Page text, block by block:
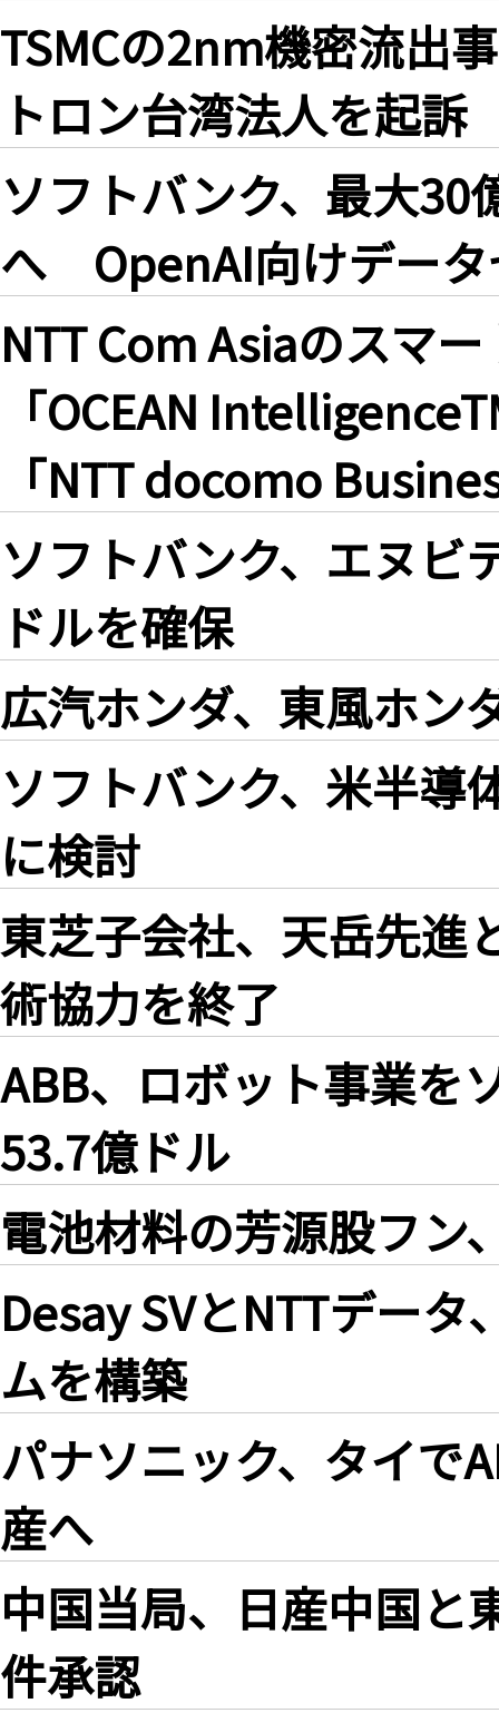
TSMCの2nm機密流出
トロン台湾法人を起訴
ソフトバンク、最大30
へ OpenAI向けデータ
NTT Com Asiaのスマ
「OCEAN
「NTT docomo
ソフトバンク、エヌビ
ドルを確保
広汽ホンダ、東風ホン
ソフトバンク、米半導
に検討
東芝子会社、天岳先進
術協力を終了
ABB、ロボット事業
53.7億ドル
電池材料の芳源股フン
Desay SVとNTTデー
ムを構築
パナソニック、タイで
産へ
中国当局、日産中国と
件承認